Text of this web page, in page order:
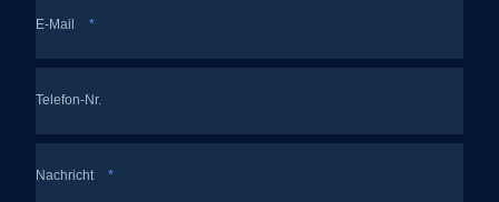
E-Mail *
Telefon-Nr.
Nachricht *